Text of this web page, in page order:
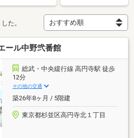
た。
ール中野弐番館
総武・中央緩行線 高円寺駅 徒歩
12分
その他の交通
築26年8ヶ月 / 5階建
東京都杉並区高円寺北１丁目